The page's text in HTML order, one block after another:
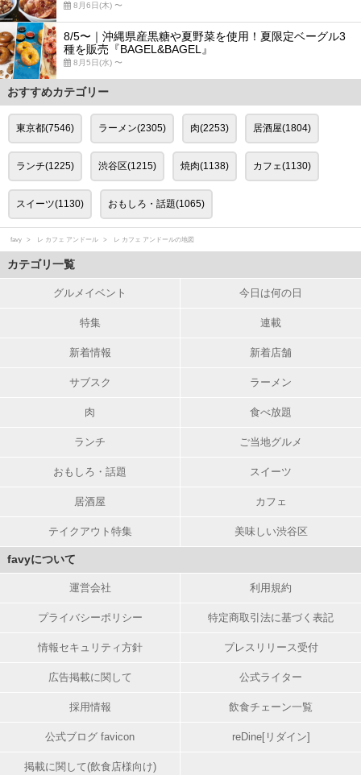
8月6日(木) 〜
8/5〜｜沖縄県産黒糖や夏野菜を使用！夏限定ベーグル3
種を販売『BAGEL&BAGEL』
8月5日(水) 〜
おすすめカテゴリー
東京都(7546) ラーメン(2305) 肉(2253) 居酒屋(1804)
ランチ(1225) 渋谷区(1215) 焼肉(1138) カフェ(1130)
スイーツ(1130) おもしろ・話題(1065)
favy レ カフェ アンドール レ カフェ アンドールの地図
カテゴリ一覧
グルメイベント 今日は何の日
特集 連載
新着情報 新着店舗
サブスク ラーメン
肉 食べ放題
ランチ ご当地グルメ
おもしろ・話題 スイーツ
居酒屋 カフェ
テイクアウト特集 美味しい渋谷区
favyについて
運営会社 利用規約
プライバシーポリシー 特定商取引法に基づく表記
情報セキュリティ方針 プレスリリース受付
広告掲載に関して 公式ライター
採用情報 飲食チェーン一覧
公式ブログ favicon reDine[リダイン]
掲載に関して(飲食店様向け)